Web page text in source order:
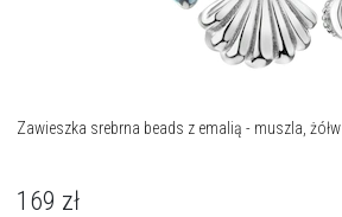
Zawieszka srebrna beads z emalią - muszla, żółw
169 zł